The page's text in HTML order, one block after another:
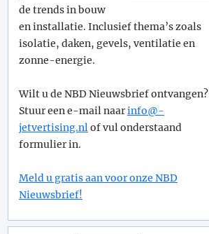
de trends in bouw
en installatie. Inclusief thema’s zoals
isolatie, daken, gevels, ventilatie en
zonne-energie.
Wilt u de NBD Nieuwsbrief ontvangen?
Stuur een e-mail naarinfo@­
jetvertising.nlof vul onderstaand
formulier in.
Meld u gratis aan voor onze NBD
Nieuwsbrief!